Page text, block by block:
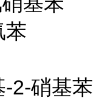
苯
2-硝基苯